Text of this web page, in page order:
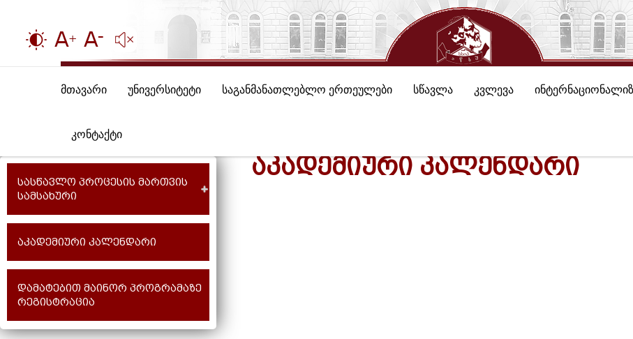
მთავარი უნივერსიტეტი საგანმანათლებლო ერთეულები სწავლა კვლევა
კონტაქტი
სასწავლო პროცესის მართვის
სამსახური
აკადემიური კალენდარი
დამატებით მაინორ პროგრამაზე
რეგისტრაცია
ᲐᲙᲐᲓᲔᲛᲘᲣᲠᲘ ᲙᲐᲚᲔᲜᲓᲐᲠᲘ